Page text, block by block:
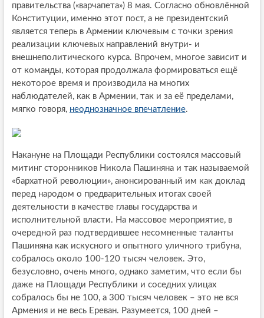
правительства («варчапета») 8 мая. Согласно обновлённой
Конституции, именно этот пост, а не президентский
является теперь в Армении ключевым с точки зрения
реализации ключевых направлений внутри- и
внешнеполитического курса. Впрочем, многое зависит и
от команды, которая продолжала формироваться ещё
некоторое время и производила на многих
наблюдателей, как в Армении, так и за её пределами,
мягко говоря, неоднозначное впечатление.
Накануне на Площади Республики состоялся массовый
митинг сторонников Никола Пашиняна и так называемой
«бархатной революции», анонсированный им как доклад
перед народом о предварительных итогах своей
деятельности в качестве главы государства и
исполнительной власти. На массовое мероприятие, в
очередной раз подтвердившее несомненные таланты
Пашиняна как искусного и опытного уличного трибуна,
собралось около 100-120 тысяч человек. Это,
безусловно, очень много, однако заметим, что если бы
даже на Площади Республики и соседних улицах
собралось бы не 100, а 300 тысяч человек – это не вся
Армения и не весь Ереван. Разумеется, 100 дней –